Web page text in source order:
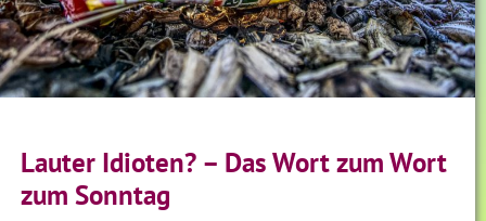
Lauter Idioten? – Das Wort zum Wort
zum Sonntag